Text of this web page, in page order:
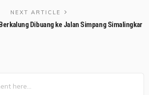
NEXT ARTICLE
Dibuang ke Jalan Simpang Simalingkar